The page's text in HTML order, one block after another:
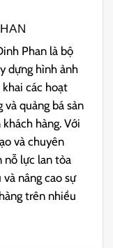
Phan là bộ
dựng hình ảnh
các hoạt
quảng bá sản
hàng. Với
và chuyên
nỗ lực lan tỏa
nâng cao sự
trên nhiều